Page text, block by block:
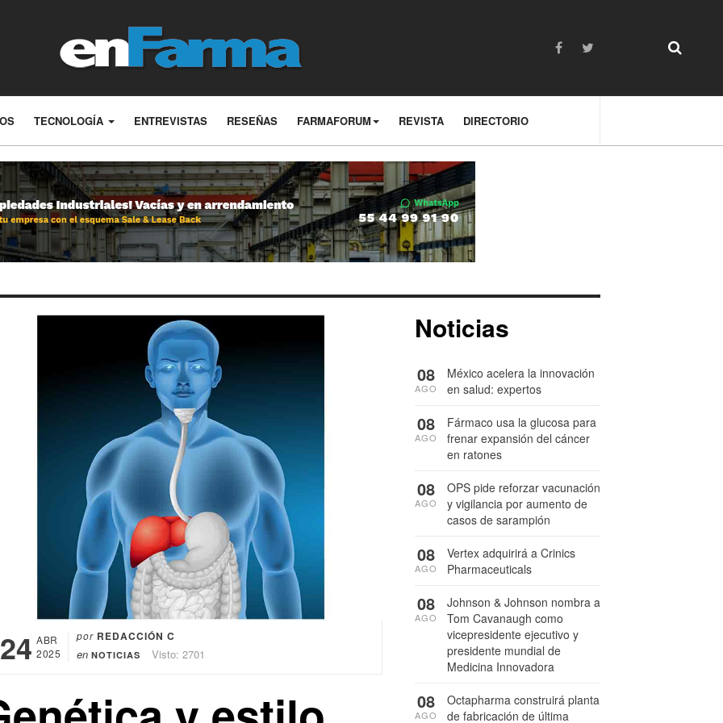
TECNOLOGÍA ENTREVISTAS RESEÑAS FARMAFORUM REVISTA DIRECTORIO
24 ABR
2025
por REDACCIÓN C
en NOTICIAS Visto: 2701
Noticias
México acelera la innovación
en salud: expertos
08
AGO
Fármaco usa la glucosa para
frenar expansión del cáncer
en ratones
08
AGO
OPS pide reforzar vacunación
y vigilancia por aumento de
casos de sarampión
08
AGO
Vertex adquirirá a Crinics
Pharmaceuticals
08
AGO
Johnson & Johnson nombra a
Tom Cavanaugh como
vicepresidente ejecutivo y
presidente mundial de
Medicina Innovadora
08
AGO
Octapharma construirá planta
de fabricación de última
08
AGO